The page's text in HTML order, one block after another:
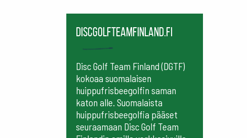
Discgolfteamfinland.fi
Disc Golf Team Finland (DGTF)
kokoaa suomalaisen
huippufrisbeegolfin saman
katon alle. Suomalaista
huippufrisbeegolfia pääset
seuraamaan Disc Golf Team